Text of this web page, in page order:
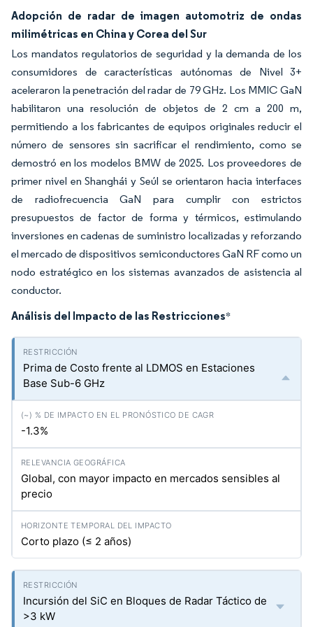
Adopción de radar de imagen automotriz de ondas
milimétricas en China y Corea del Sur
Los mandatos regulatorios de seguridad y la demanda de los
consumidores de características autónomas de Nivel 3+
aceleraron la penetración del radar de 79 GHz. Los MMIC GaN
habilitaron una resolución de objetos de 2 cm a 200 m,
permitiendo a los fabricantes de equipos originales reducir el
número de sensores sin sacrificar el rendimiento, como se
demostró en los modelos BMW de 2025. Los proveedores de
primer nivel en Shanghái y Seúl se orientaron hacia interfaces
de radiofrecuencia GaN para cumplir con estrictos
presupuestos de factor de forma y térmicos, estimulando
inversiones en cadenas de suministro localizadas y reforzando
el mercado de dispositivos semiconductores GaN RF como un
nodo estratégico en los sistemas avanzados de asistencia al
conductor.
Análisis del Impacto de las Restricciones*
Prima de Costo frente al LDMOS en Estaciones
Base Sub-6 GHz
-1.3%
Global, con mayor impacto en mercados sensibles al
precio
Corto plazo (≤ 2 años)
Incursión del SiC en Bloques de Radar Táctico de
>3 kW